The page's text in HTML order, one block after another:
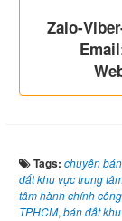
Zalo-
Email
Tags: chuyên
đất khu vực trung
tâm hành chính
TPHCM, bán đất